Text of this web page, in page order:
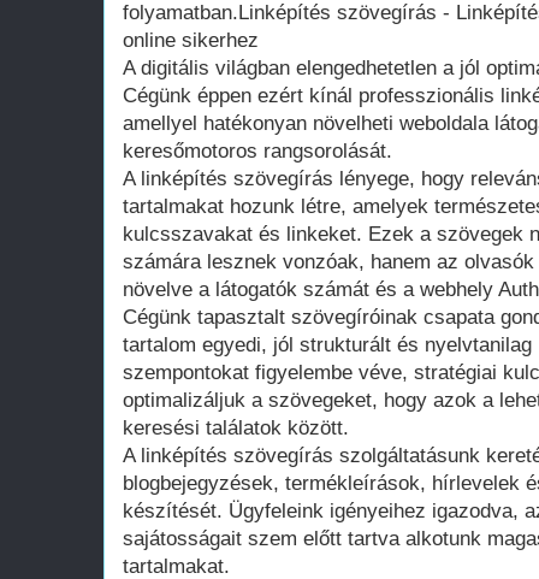
folyamatban.Linképítés szövegírás -
online sikerhez
A digitális világban elengedhetetlen a jól
Cégünk éppen ezért kínál professzionális
amellyel hatékonyan növelheti weboldala
keresőmotoros rangsorolását.
A linképítés szövegírás lényege, hogy
tartalmakat hozunk létre, amelyek
kulcsszavakat és linkeket. Ezek a szövegek
számára lesznek vonzóak, hanem az
növelve a látogatók számát és a webhely
Cégünk tapasztalt szövegíróinak csapata
tartalom egyedi, jól strukturált és nyelvtanilag
szempontokat figyelembe véve, stratégiai
optimalizáljuk a szövegeket, hogy azok a
keresési találatok között.
A linképítés szövegírás szolgáltatásunk
blogbejegyzések, termékleírások, hírlevelek
készítését. Ügyfeleink igényeihez igazodva,
sajátosságait szem előtt tartva alkotunk
tartalmakat.